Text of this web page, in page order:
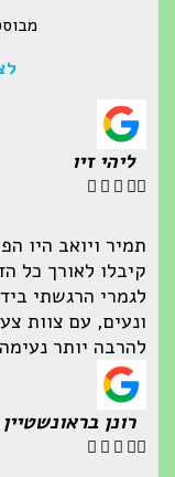
מבוסס על 326
ליהי זיו

תמיר ויואב היו
קיבלו לאורך כל
לגמרי הרגשתי
ונעים, עם צוות
להרבה יותר
רונן בראונשטיין
